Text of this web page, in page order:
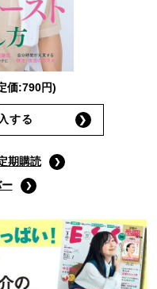
価:790円)
する
期購読